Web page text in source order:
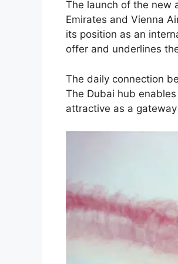
The launch of the new
Emirates and Vienna
its position as an
offer and underlines
The daily connection
The Dubai hub
attractive as a